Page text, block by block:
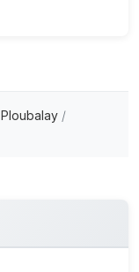
Ploubalay /